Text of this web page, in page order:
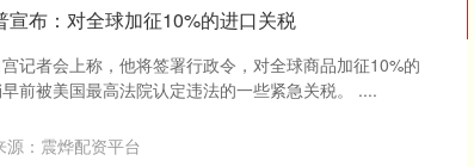
布：对全球加征10%的进口关税
记者会上称，他将签署行政令，对全球商品加征10%的
前被美国最高法院认定违法的一些紧急关税。 ....
源：震烨配资平台